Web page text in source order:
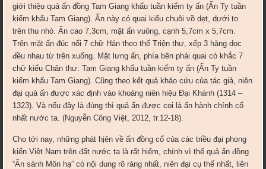
giới thiệu quả ấn đồng Tam Giang khẩu tuần kiểm ty ấn (Ấn Ty tuần
kiểm khẩu Tam Giang). Ấn này có quai kiểu chuôi vồ dẹt, dưới to
trên thu nhỏ. Ấn cao 7,3cm, mặt ấn vuông, cạnh 5,7cm x 5,7cm.
Trên mặt ấn đúc nổi 7 chữ Hán theo thể Triện thư, xếp 3 hàng dọc
đều nhau từ trên xuống. Mặt lưng ấn, phía bên phải quai có khắc 7
chữ kiểu Chân thư: Tam Giang khẩu tuần kiểm ty ấn (Ấn Ty tuần
kiểm khẩu Tam Giang). Cũng theo kết quả khảo cứu của tác giả, niên
đại quả ấn được xác định vào khoảng niên hiệu Đại Khánh (1314 –
1323). Và nếu đây là đúng thì quả ấn được coi là ấn hành chính cổ
nhất nước ta. (Nguyễn Công Việt, 2012, tr.12-18).
Cho tới nay, những phát hịên về ấn đồng cổ của các triều đại phong
kiến Việt Nam trên đất nước ta là rất hiếm, chính vì thế quả ấn đồng
“Ấn sảnh Môn hạ” có nội dung rõ ràng nhất, niên đại cụ thể nhất, liên